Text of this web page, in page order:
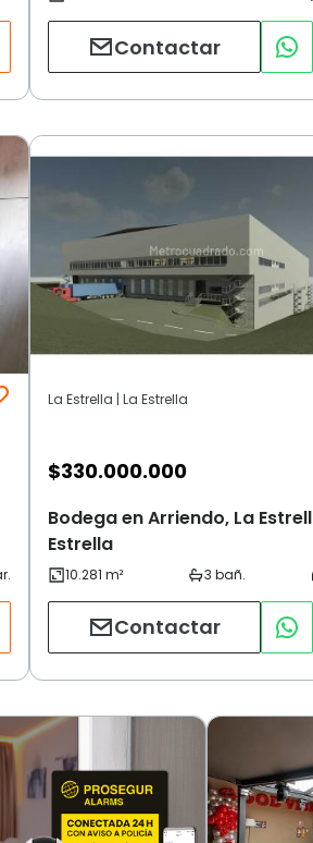
Contactar
La Estrella | La Estrella
$330.000.000
Bodega en Arriendo, La
Estrella
Contactar